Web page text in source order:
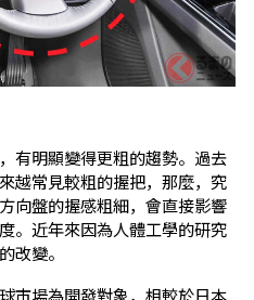
有明顯變得更粗的趨勢。過去
越常見較粗的握把，那麼，究
向盤的握感粗細，會直接影響
。近年來因為人體工學的研究
改變。
市場為開發對象，相較於日本